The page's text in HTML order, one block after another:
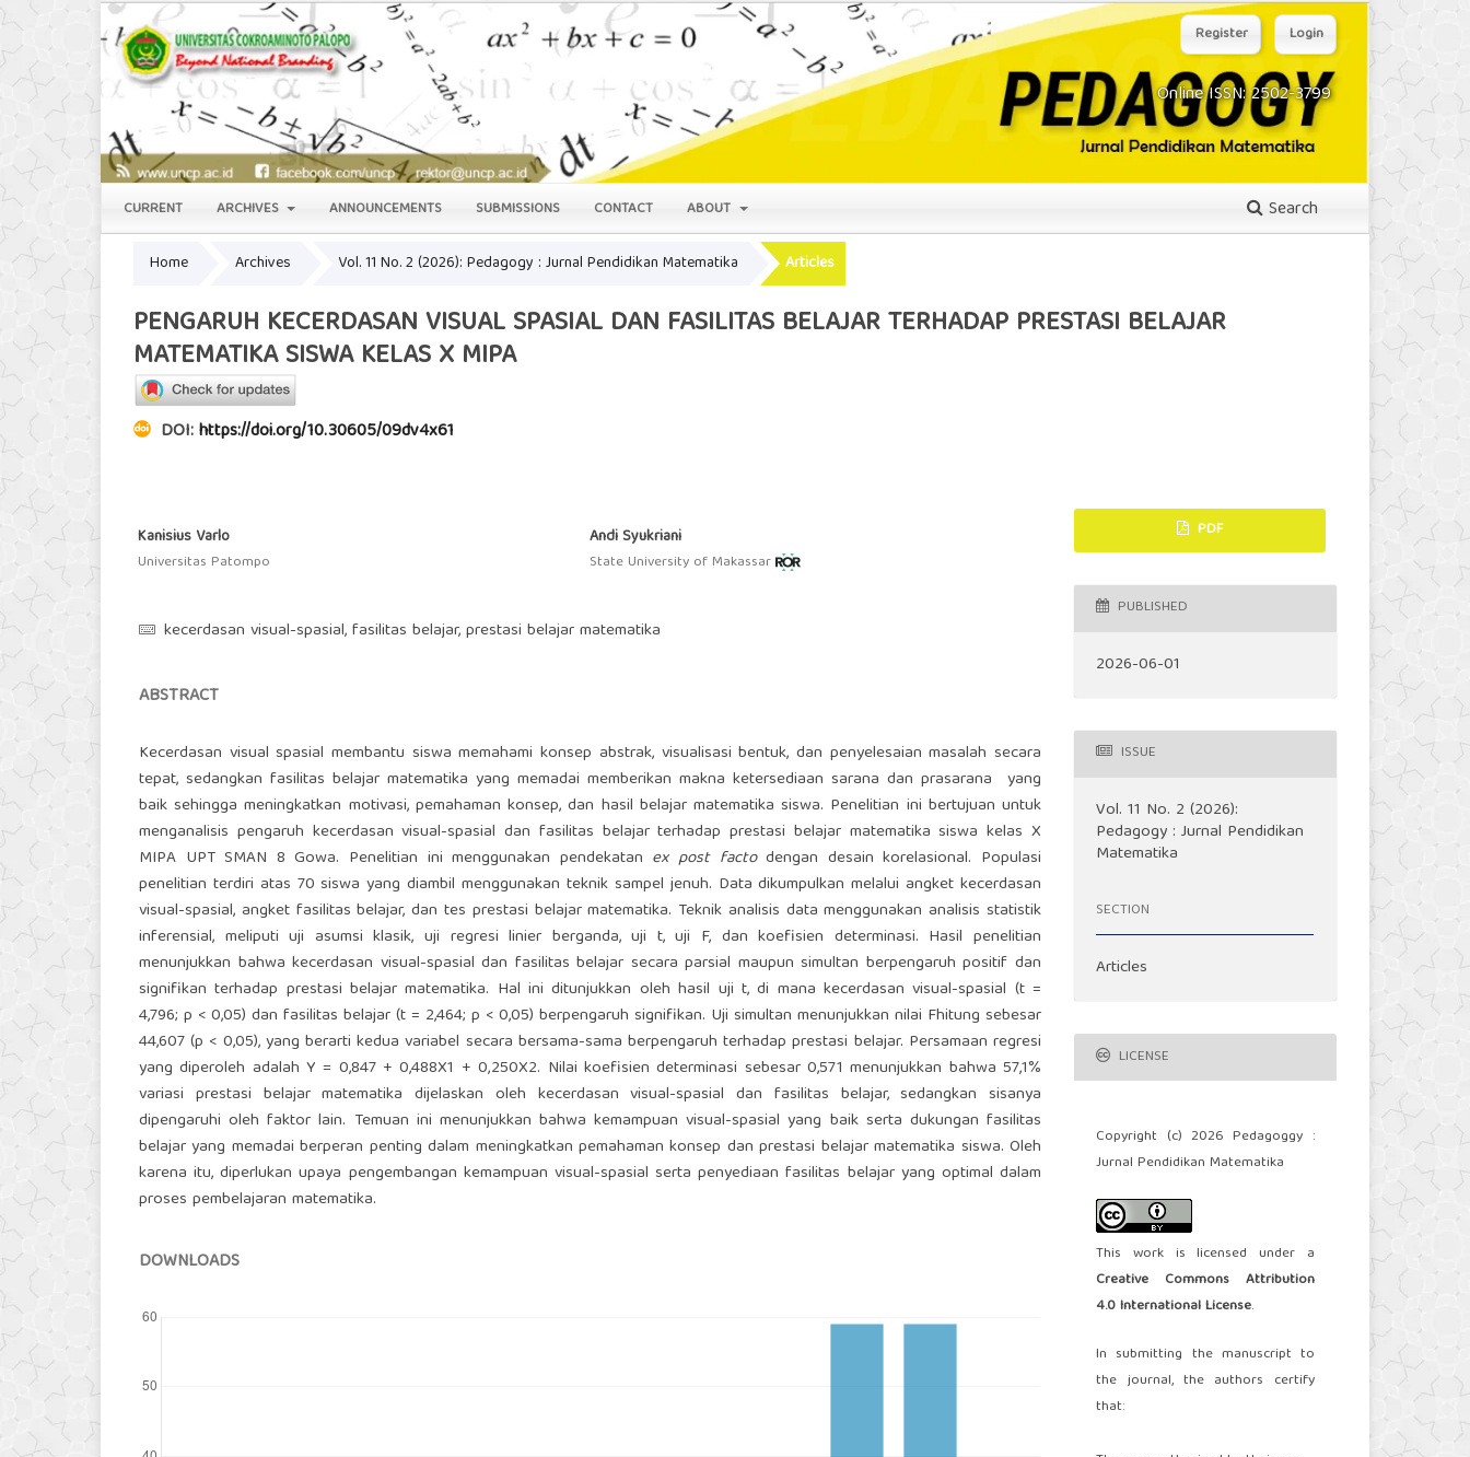
Online ISSN: 2502-3799
CURRENT ARCHIVES ANNOUNCEMENTS SUBMISSIONS CONTACT ABOUT Search
Register Login
Home Archives Vol. 11 No. 2 (2026): Pedagogy : Jurnal Pendidikan Matematika Articles
PENGARUH KECERDASAN VISUAL SPASIAL DAN FASILITAS BELAJAR TERHADAP PRESTASI BELAJAR
MATEMATIKA SISWA KELAS X MIPA
DOI:https://doi.org/10.30605/09dv4x61
Kanisius Varlo
Universitas Patompo
Andi Syukriani
State University of Makassar
kecerdasan visual-spasial, fasilitas belajar, prestasi belajar matematika
ABSTRACT
Kecerdasan visual spasial membantu siswa memahami konsep abstrak, visualisasi bentuk, dan penyelesaian masalah secara
tepat, sedangkan fasilitas belajar matematika yang memadai memberikan makna ketersediaan sarana dan prasarana yang
baik sehingga meningkatkan motivasi, pemahaman konsep, dan hasil belajar matematika siswa. Penelitian ini bertujuan untuk
menganalisis pengaruh kecerdasan visual-spasial dan fasilitas belajar terhadap prestasi belajar matematika siswa kelas X
MIPA UPT SMAN 8 Gowa. Penelitian ini menggunakan pendekatan ex post factodengan desain korelasional. Populasi
penelitian terdiri atas 70 siswa yang diambil menggunakan teknik sampel jenuh. Data dikumpulkan melalui angket kecerdasan
visual-spasial, angket fasilitas belajar, dan tes prestasi belajar matematika. Teknik analisis data menggunakan analisis statistik
inferensial, meliputi uji asumsi klasik, uji regresi linier berganda, uji t, uji F, dan koefisien determinasi. Hasil penelitian
menunjukkan bahwa kecerdasan visual-spasial dan fasilitas belajar secara parsial maupun simultan berpengaruh positif dan
signifikan terhadap prestasi belajar matematika. Hal ini ditunjukkan oleh hasil uji t, di mana kecerdasan visual-spasial (t =
4,796; p < 0,05) dan fasilitas belajar (t = 2,464; p < 0,05) berpengaruh signifikan. Uji simultan menunjukkan nilai Fhitung sebesar
44,607 (p < 0,05), yang berarti kedua variabel secara bersama-sama berpengaruh terhadap prestasi belajar. Persamaan regresi
yang diperoleh adalah Y = 0,847 + 0,488X1 + 0,250X2. Nilai koefisien determinasi sebesar 0,571 menunjukkan bahwa 57,1%
variasi prestasi belajar matematika dijelaskan oleh kecerdasan visual-spasial dan fasilitas belajar, sedangkan sisanya
dipengaruhi oleh faktor lain. Temuan ini menunjukkan bahwa kemampuan visual-spasial yang baik serta dukungan fasilitas
belajar yang memadai berperan penting dalam meningkatkan pemahaman konsep dan prestasi belajar matematika siswa. Oleh
karena itu, diperlukan upaya pengembangan kemampuan visual-spasial serta penyediaan fasilitas belajar yang optimal dalam
proses pembelajaran matematika.
DOWNLOADS
PDF
PUBLISHED
2026-06-01
ISSUE
Vol. 11 No. 2 (2026):
Pedagogy : Jurnal Pendidikan
Matematika
SECTION
Articles
LICENSE
Copyright (c) 2026 Pedagoggy :
Jurnal Pendidikan Matematika
This work is licensed under a
Creative Commons Attribution
4.0 International License.
In submitting the manuscript to
the journal, the authors certify
that: